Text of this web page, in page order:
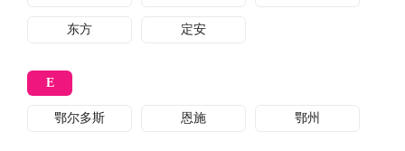
东方 定安
E
鄂尔多斯 恩施 鄂州